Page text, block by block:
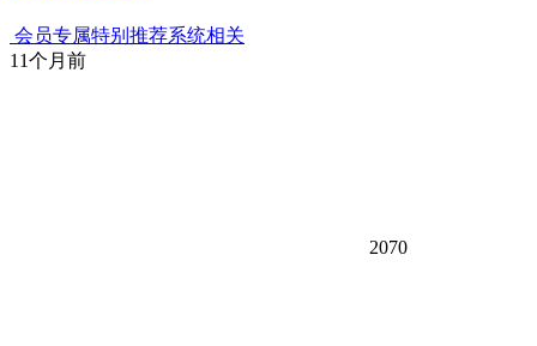
会员专属特别推荐系统相关
11个月前
2070